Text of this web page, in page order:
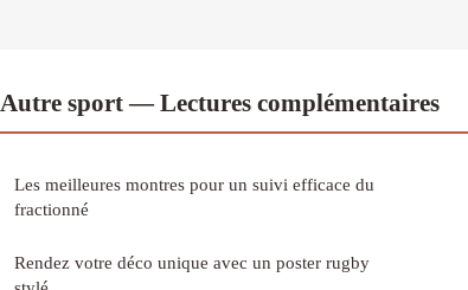
Autre sport — Lectures complémentaires
Les meilleures montres pour un suivi efficace du
fractionné
Rendez votre déco unique avec un poster rugby